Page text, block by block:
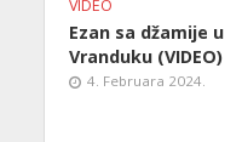
VIDEO
Ezan sa džamije u
Vranduku (VIDEO)
4. Februara 2024.